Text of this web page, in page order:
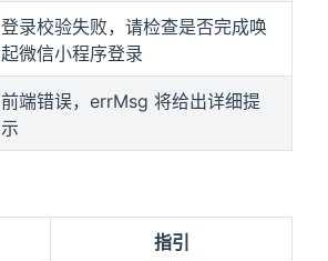
登录校验失败，请检查是否完成唤
起微信小程序登录
前端错误，errMsg 将给出详细提
示
指引